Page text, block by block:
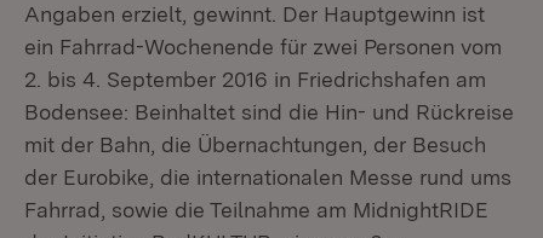
Angaben erzielt, gewinnt. Der Hauptgewinn ist
ein Fahrrad-Wochenende für zwei Personen vom
2. bis 4. September 2016 in Friedrichshafen am
Bodensee: Beinhaltet sind die Hin- und Rückreise
mit der Bahn, die Übernachtungen, der Besuch
der Eurobike, die internationalen Messe rund ums
Fahrrad, sowie die Teilnahme am MidnightRIDE